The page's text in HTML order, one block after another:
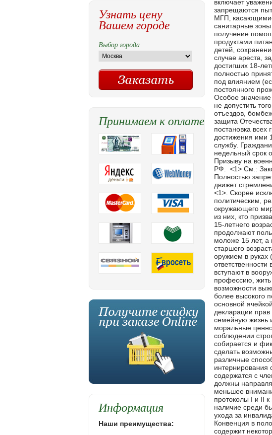
Узнать цену
Вашем городе
Выбор города
Принимаем к оплате
Информация
Наши преимущества: